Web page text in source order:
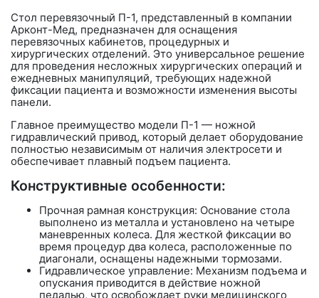
Стол перевязочный П-1, представленный в компании
Арконт-Мед, предназначен для оснащения
перевязочных кабинетов, процедурных и
хирургических отделений. Это универсальное решение
для проведения несложных хирургических операций и
ежедневных манипуляций, требующих надежной
фиксации пациента и возможности изменения высоты
панели.
Главное преимущество модели П-1 — ножной
гидравлический привод, который делает оборудование
полностью независимым от наличия электросети и
обеспечивает плавный подъем пациента.
Конструктивные особенности:
Прочная рамная конструкция: Основание стола
выполнено из металла и установлено на четыре
маневренных колеса. Для жесткой фиксации во
время процедур два колеса, расположенные по
диагонали, оснащены надежными тормозами.
Гидравлическое управление: Механизм подъема и
опускания приводится в действие ножной
педалью, что освобождает руки медицинского